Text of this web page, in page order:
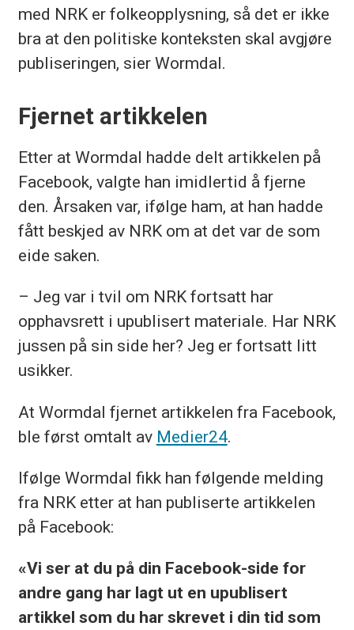
med NRK er folkeopplysning, så det er ikke
bra at den politiske konteksten skal avgjøre
publiseringen, sier Wormdal.
Fjernet artikkelen
Etter at Wormdal hadde delt artikkelen på
Facebook, valgte han imidlertid å fjerne
den. Årsaken var, ifølge ham, at han hadde
fått beskjed av NRK om at det var de som
eide saken.
– Jeg var i tvil om NRK fortsatt har
opphavsrett i upublisert materiale. Har NRK
jussen på sin side her? Jeg er fortsatt litt
usikker.
At Wormdal fjernet artikkelen fra Facebook,
ble først omtalt av Medier24.
Ifølge Wormdal fikk han følgende melding
fra NRK etter at han publiserte artikkelen
på Facebook:
«Vi ser at du på din Facebook-side for
andre gang har lagt ut en upublisert
artikkel som du har skrevet i din tid som